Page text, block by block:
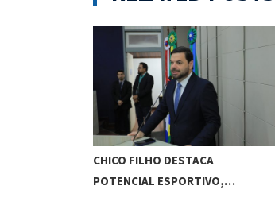
CHICO FILHO DESTACA
POTENCIAL ESPORTIVO,…